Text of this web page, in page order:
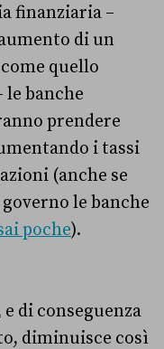
finanziaria –
di un
quello
banche
prendere
i tassi
(anche se
le banche
poche).
di conseguenza
diminuisce così